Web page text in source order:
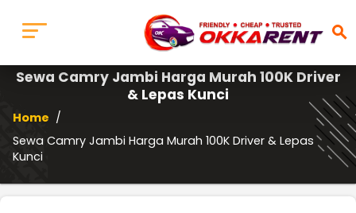
search
Sewa Camry Jambi Harga Murah 100K Driver
& Lepas Kunci
Home /
Sewa Camry Jambi Harga Murah 100K Driver & Lepas
Kunci